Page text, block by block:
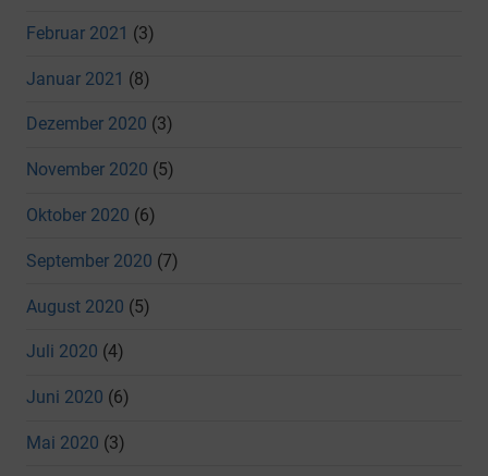
Februar 2021 (3)
Januar 2021 (8)
Dezember 2020 (3)
November 2020 (5)
Oktober 2020 (6)
September 2020 (7)
August 2020 (5)
Juli 2020 (4)
Juni 2020 (6)
Mai 2020 (3)